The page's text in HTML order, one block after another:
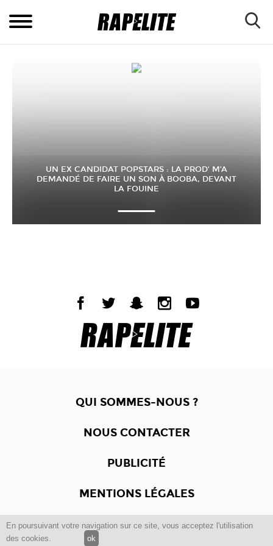
En poursuivant votre navigation sur ce site, vous acceptez l'utilisation
des cookies.
ok
UN EX CANDIDAT POPSTARS : LA PROD’ M’A
DEMANDÉ DE FAIRE UN SON À BOOBA, DEVANT
LA FOUINE
QUI SOMMES-NOUS ?
NOUS CONTACTER
PUBLICITÉ
MENTIONS LÉGALES
Copyright © 2012 -2017Dewalgo- Tous droits réservés.